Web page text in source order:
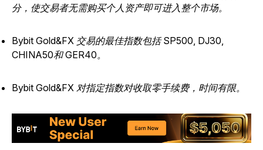
分，使交易者无需购买个人资产即可进入整个市场。
Bybit Gold&FX 交易的最佳指数包括 SP500, DJ30,
CHINA50和 GER40。
Bybit Gold&FX 对指定指数对收取零手续费，时间有限。